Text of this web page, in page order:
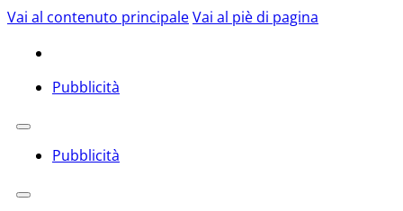
Vai al contenuto principaleVai al piè di pagina
Pubblicità
Pubblicità